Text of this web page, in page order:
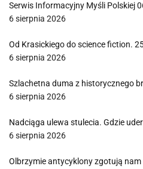
Serwis Informacyjny Myśli Polskiej
6 sierpnia 2026
Od Krasickiego do science fiction.
6 sierpnia 2026
Szlachetna duma z historycznego
6 sierpnia 2026
Nadciąga ulewa stulecia. Gdzie
6 sierpnia 2026
Olbrzymie antycyklony zgotują